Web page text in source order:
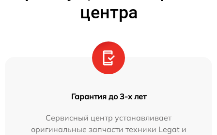
центра
Гарантия до 3-х лет
Сервисный центр устанавливает
оригинальные запчасти техники Legat и